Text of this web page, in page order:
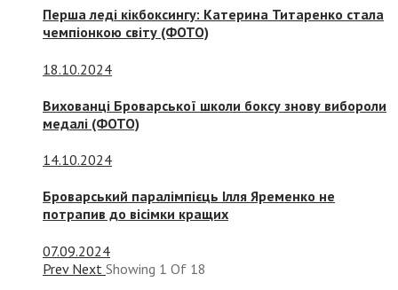
Перша леді кікбоксингу: Катерина Титаренко стала
чемпіонкою світу (ФОТО)
18.10.2024
Вихованці Броварської школи боксу знову вибороли
медалі (ФОТО)
14.10.2024
Броварський паралімпієць Ілля Яременко не
потрапив до вісімки кращих
07.09.2024
Prev Next Showing 1 Of 18